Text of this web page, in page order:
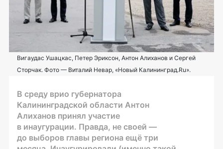
Вигаудас Ушацкас, Петер Эриксон, Антон Алиханов и Сергей
Сторчак. Фото — Виталий Невар, «Новый Калининград.Ru».
В среду врио губернатора
Калининградской области Антон
Алиханов принял участие
в инаугурации. Правда, не своей —
до выборов главы региона ещё три